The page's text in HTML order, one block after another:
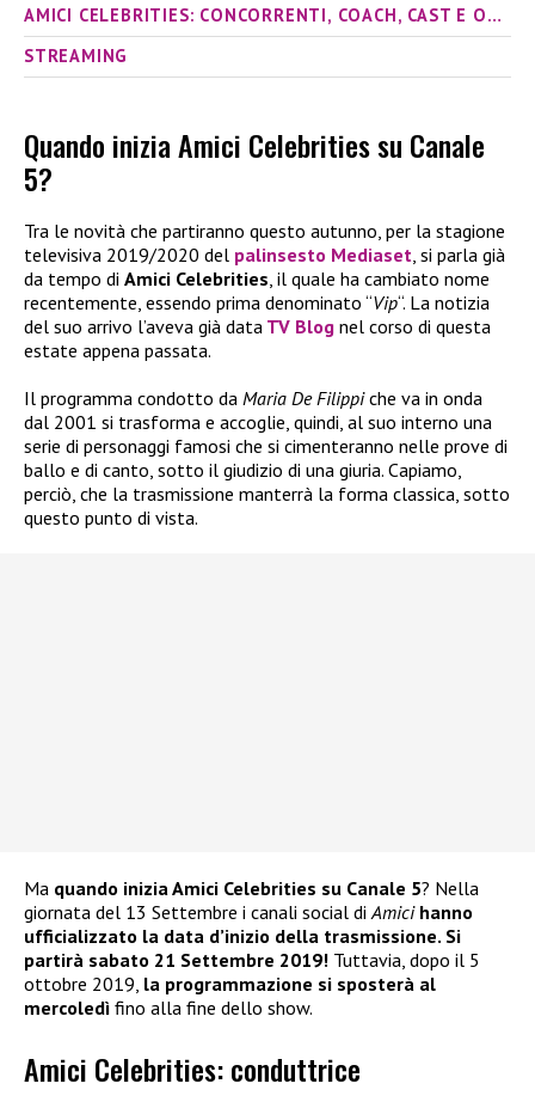
AMICI CELEBRITIES: CONCORRENTI, COACH, CAST E OSPITI
STREAMING
Quando inizia Amici Celebrities su Canale
5?
Tra le novità che partiranno questo autunno, per la stagione
televisiva 2019/2020 del palinsesto Mediaset, si parla già
da tempo di Amici Celebrities, il quale ha cambiato nome
recentemente, essendo prima denominato “Vip“. La notizia
del suo arrivo l’aveva già data TV Blog nel corso di questa
estate appena passata.
Il programma condotto da Maria De Filippiche va in onda
dal 2001 si trasforma e accoglie, quindi, al suo interno una
serie di personaggi famosi che si cimenteranno nelle prove di
ballo e di canto, sotto il giudizio di una giuria. Capiamo,
perciò, che la trasmissione manterrà la forma classica, sotto
questo punto di vista.
Ma quando inizia Amici Celebrities su Canale 5? Nella
giornata del 13 Settembre i canali social diAmici hanno
ufficializzato la data d’inizio della trasmissione. Si
partirà sabato 21 Settembre 2019! Tuttavia, dopo il 5
ottobre 2019, la programmazione si sposterà al
mercoledì fino alla fine dello show.
Amici Celebrities: conduttrice